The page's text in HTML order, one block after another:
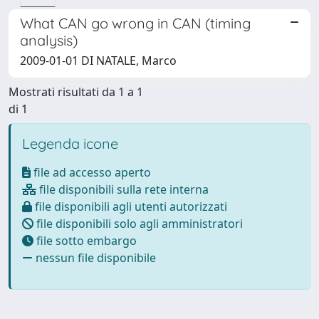
What CAN go wrong in CAN (timing
analysis)
2009-01-01 DI NATALE, Marco
Mostrati risultati da 1 a 1
di 1
Legenda icone
file ad accesso aperto
file disponibili sulla rete interna
file disponibili agli utenti autorizzati
file disponibili solo agli amministratori
file sotto embargo
nessun file disponibile